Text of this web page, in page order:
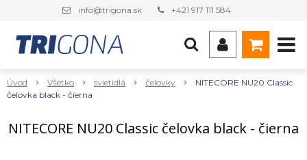
info@trigona.sk +421 917 111 584
Úvod Všetko svietidlá čelovky
NITECORE NU20 Classic
čelovka black - čierna
NITECORE NU20 Classic čelovka black - čierna